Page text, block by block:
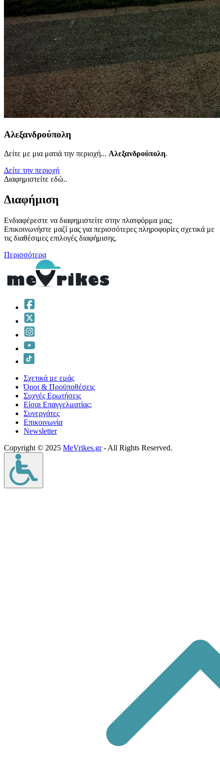
Αλεξανδρούπολη
Δείτε με μια ματιά την περιοχή... Αλεξανδρούπολη.
Δείτε την περιοχή
Διαφημιστείτε εδώ..
Διαφήμιση
Ενδιαφέρεστε να διαφημιστείτε στην πλατφόρμα μας;
Επικοινωνήστε μαζί μας για περισσότερες πληροφορίες σχετικά με
τις διαθέσιμες επιλογές διαφήμισης.
Περισσότερα
Σχετικά με εμάς
Όροι & Προϋποθέσεις
Συχνές Ερωτήσεις
Είσαι Επαγγελματίας;
Συνεργάτες
Επικοινωνία
Νewsletter
Copyright © 2025 MeVrikes.gr- All Rights Reserved.